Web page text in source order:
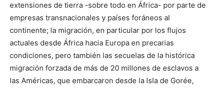
extensiones de tierra -sobre todo en África- por parte de
empresas transnacionales y países foráneos al
continente; la migración, en particular por los flujos
actuales desde África hacia Europa en precarias
condiciones, pero también las secuelas de la histórica
migración forzada de más de 20 millones de esclavos a
las Américas, que embarcaron desde la Isla de Gorée,